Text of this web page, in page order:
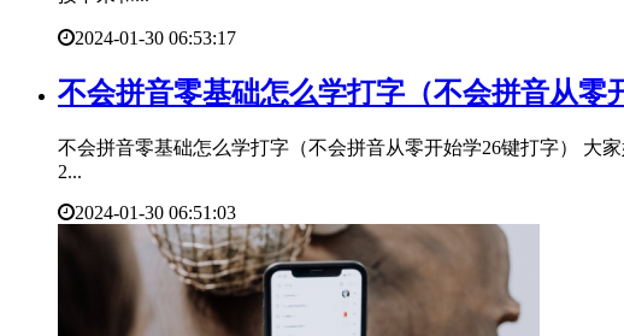
2024-01-30 06:53:17
不会拼音零基础怎么学打字（不会拼音从零
不会拼音零基础怎么学打字（不会拼音从零开始学26键打字） 大
2...
2024-01-30 06:51:03